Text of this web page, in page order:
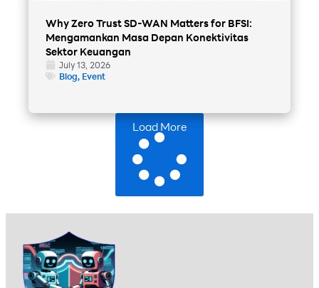
Why Zero Trust SD-WAN Matters for BFSI:
Mengamankan Masa Depan Konektivitas
Sektor Keuangan
July 13, 2026
Blog, Event
Load More